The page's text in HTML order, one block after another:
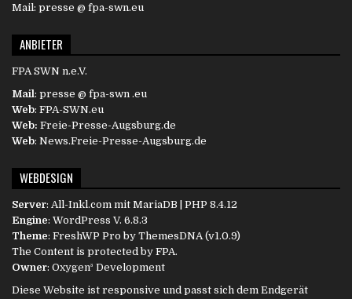
Mail: presse @ fpa-swn.eu
ANBIETER
FPA SWN n.e.V.
Mail: presse @ fpa-swn .eu
Web: FPA-SWN.eu
Web: Freie-Presse-Augsburg.de
Web: News.Freie-Presse-Augsburg.de
WEBDESIGN
Server: All-Inkl.com mit MariaDB | PHP 8.4.12
Engine: WordPress V. 6.8.3
Theme: FreshWP Pro by ThemesDNA(v1.0.9)
The Content is protected by FPA.
Owner: Oxygen³ Development
Diese Website ist responsive und passt sich dem Endgerät